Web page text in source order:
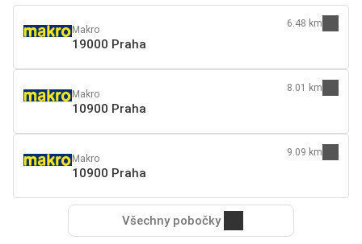
Makro
19000 Praha
6.48 km
Makro
10900 Praha
8.01 km
Makro
10900 Praha
9.09 km
Všechny pobočky